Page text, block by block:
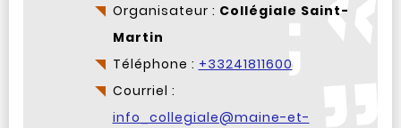
Organisateur : Collégiale Saint-
Martin
Téléphone : +33241811600
Courriel :
info_collegiale@maine-et-